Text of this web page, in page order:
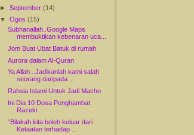
►September(14)
▼
Ogos(15)
Subhanallah..Google Maps
membuktikan kebenaran uca...
Jom Buat Ubat Batuk di rumah
Aurora dalam Al-Quran
Ya Allah...Jadikanlah kami salah
seorang daripada ...
Rahsia Islami Untuk Jadi Macho
Ini Dia 10 Dosa Penghambat
Razeki
“Bilakah kita boleh keluar dari
Ketaatan terhadap ...